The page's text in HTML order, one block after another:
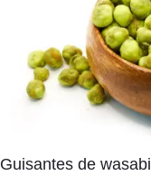
Guisantes de wasabi